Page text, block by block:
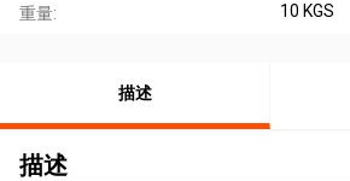
重量: 10 KGS
描述
描述